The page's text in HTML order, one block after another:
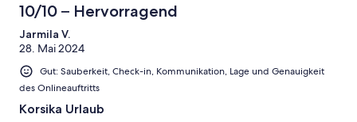
10/10 – Hervorragend
Jarmila V.
28. Mai 2024
Gut: Sauberkeit, Check-in, Kommunikation, Lage und Genauigkeit
des Onlineauftritts
Korsika Urlaub